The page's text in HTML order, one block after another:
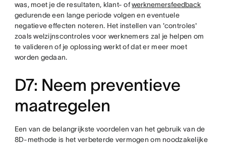
was, moet je de resultaten, klant- ofwerknemersfeedback
gedurende een lange periode volgen en eventuele
negatieve effecten noteren. Het instellen van 'controles'
zoals welzijnscontroles voor werknemers zal je helpen om
te valideren of je oplossing werkt of dat er meer moet
worden gedaan.
D7: Neem preventieve
maatregelen
Een van de belangrijkste voordelen van het gebruik van de
8D-methode is het verbeterde vermogen om noodzakelijke